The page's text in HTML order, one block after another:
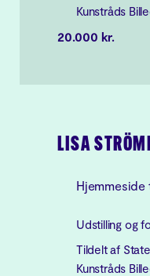
Kunstråds
20.000 kr.
LISA
Udstilling og
Tildelt af
Kunstråds